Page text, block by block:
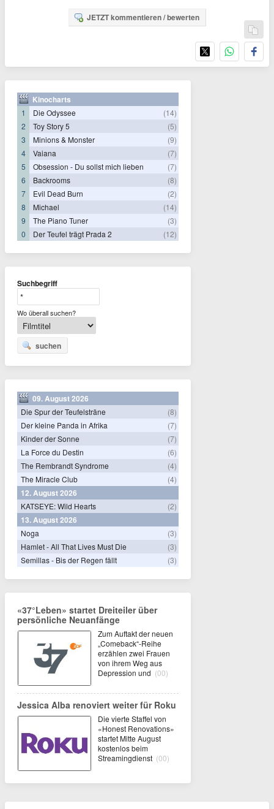
JETZT kommentieren / bewerten
Kinocharts
1 Die Odyssee
(14)
2
Toy Story 5
(5)
3
Minions & Monster
(9)
4
Vaiana
(7)
5
Obsession - Du sollst mich lieben
(7)
6
Backrooms
(8)
7
Evil Dead Burn
(2)
8
Michael
(14)
9
The Piano Tuner
(3)
0
Der Teufel trägt Prada 2 (12)
Suchbegriff
Wo überall suchen?
suchen
09. August 2026
Die Spur der Teufelsträne
(8)
Der kleine Panda in Afrika
(7)
Kinder der Sonne
(7)
La Force du Destin
(6)
The Rembrandt Syndrome
(4)
The Miracle Club
(4)
12. August 2026
KATSEYE: Wild Hearts (2)
13. August 2026
Noga
(3)
Hamlet - All That Lives Must Die
(3)
Semillas - Bis der Regen fällt
(3)
«37°Leben» startet Dreiteiler über
persönliche Neuanfänge
Zum Auftakt der neuen
„Comeback“-Reihe
erzählen zwei Frauen
von ihrem Weg aus
Depression und (00)
Jessica Alba renoviert weiter für Roku
Die vierte Staffel von
«Honest Renovations»
startet Mitte August
kostenlos beim
Streamingdienst (00)